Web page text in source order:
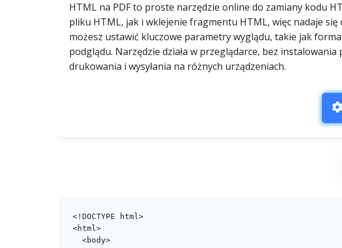
HTML na PDF to proste narzędzie online do zamiany kodu
pliku HTML, jak i wklejenie fragmentu HTML, więc nadaje
możesz ustawić kluczowe parametry wyglądu, takie jak
podglądu. Narzędzie działa w przeglądarce, bez
drukowania i wysyłania na różnych urządzeniach.